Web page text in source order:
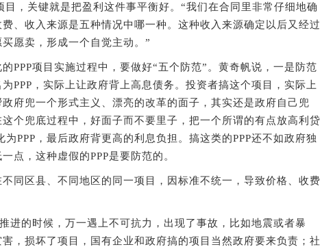
目，关键就是把盈利这件事平衡好。“我们在合同里非常仔细地确
、收入来源是五种情况中哪一种。这种收入来源确定以后又经过
愿卖，形成一个自觉主动。”
项目实施过程中，要做好“五个防范”。黄奇帆说，一是防范
PPP，实际上让政府背上高息债务。投资者搞这个项目，实际上
府兜一个形式主义、漂亮的改革的面子，其实还是政府自己兜
这个兜底过程中，好面子而不要里子，把一个所谓的有点放高利贷
为PPP，最后政府背更高的利息负担。搞这类的PPP还不如政府独
点，这种虚假的PPP是要防范的。
区县、不同地区的同一项目，因标准不统一，导致价格、收费
的时候，万一遇上不可抗力，出现了事故，比如地震或者暴
，损坏了项目，国有企业和政府搞的项目当然政府要来负责；社